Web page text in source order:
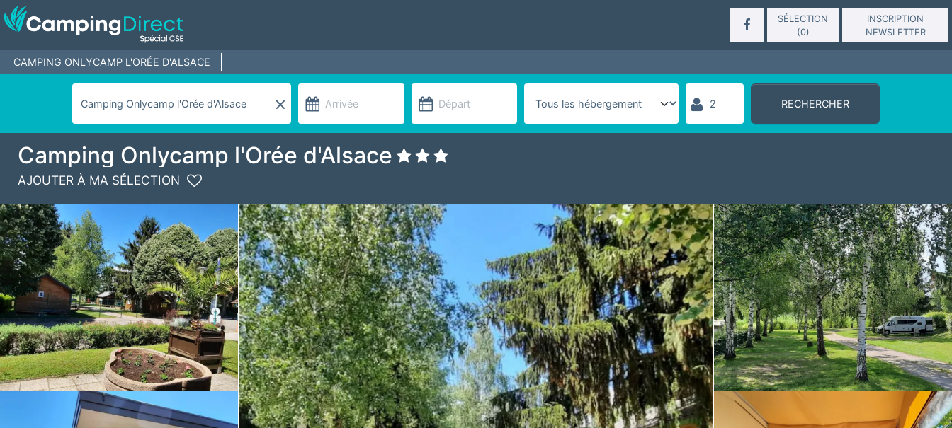
SÉLECTION
(0)
INSCRIPTION
NEWSLETTER
CAMPING ONLYCAMP L'ORÉE D'ALSACE
RECHERCHER
Camping Onlycamp l'Orée d'Alsace
AJOUTER À MA SÉLECTION